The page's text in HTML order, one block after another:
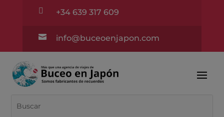
 +34 639 317 609
 info@buceoenjapon.com